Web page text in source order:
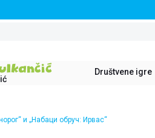
Društvene igre
и „Набаци обруч: Ирвас“